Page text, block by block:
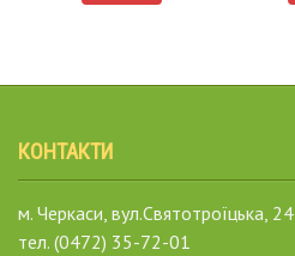
КОНТАКТИ
м. Черкаси, вул.Святотроїцька, 24
тел. (0472) 35-72-01